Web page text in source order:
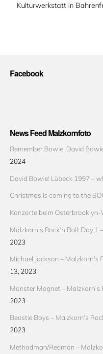
Kulturwerkstatt in
Facebook
News Feed Malzkornfoto
Remember Bowie! David
2024
David Bowie! Lübeck 1997 –
Christmas is coming to the
Konzerte beim
Malzkorn’s Rock’n’Roll: Day
2023
Michael Jackson – Malzkorn’s
13, 2023
Monster Magnet – Malzkorn’s
2023
Beastie Boys – Malzkorn’s
2023
Methodman/Redman –